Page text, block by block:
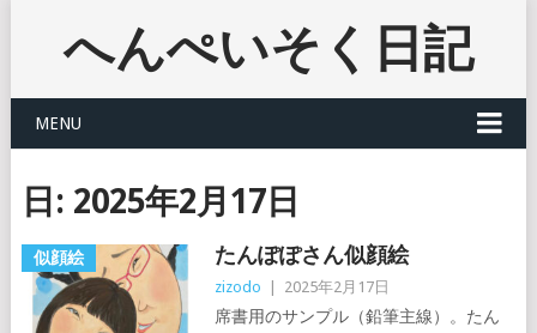
へんぺいそく日記
MENU
日: 2025年2月17日
似顔絵 たんぽぽさん似顔絵
zizodo 2025年2月17日
席書用のサンプル（鉛筆主線）。たん